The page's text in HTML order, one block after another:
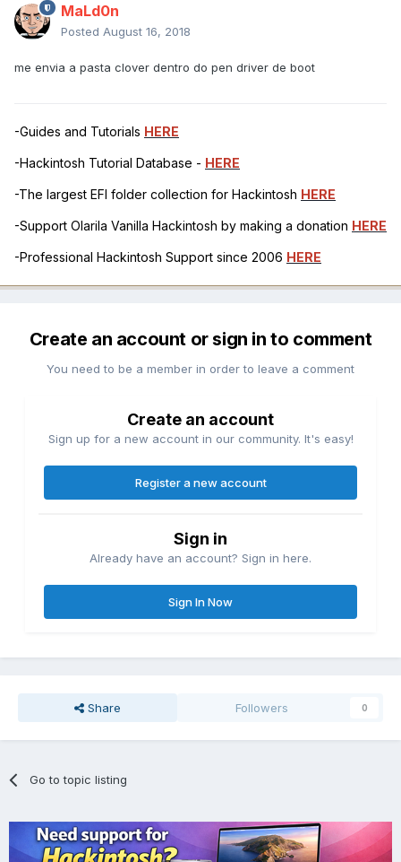
MaLd0n
Posted August 16, 2018
me envia a pasta clover dentro do pen driver de boot
-Guides and Tutorials HERE
-Hackintosh Tutorial Database - HERE
-The largest EFI folder collection for Hackintosh HERE
-Support Olarila Vanilla Hackintosh by making a donation HERE
-Professional Hackintosh Support since 2006 HERE
Create an account or sign in to comment
You need to be a member in order to leave a comment
Create an account
Sign up for a new account in our community. It's easy!
Register a new account
Sign in
Already have an account? Sign in here.
Sign In Now
Share Followers 0
Go to topic listing